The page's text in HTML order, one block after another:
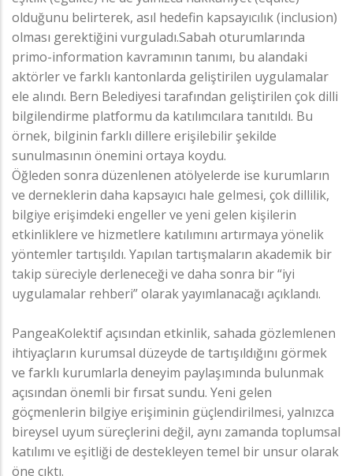
olduğunu belirterek, asıl hedefin kapsayıcılık (inclusion)
olması gerektiğini vurguladı.Sabah oturumlarında
primo-information kavramının tanımı, bu alandaki
aktörler ve farklı kantonlarda geliştirilen uygulamalar
ele alındı. Bern Belediyesi tarafından geliştirilen çok dilli
bilgilendirme platformu da katılımcılara tanıtıldı. Bu
örnek, bilginin farklı dillere erişilebilir şekilde
sunulmasının önemini ortaya koydu.
Öğleden sonra düzenlenen atölyelerde ise kurumların
ve derneklerin daha kapsayıcı hale gelmesi, çok dillilik,
bilgiye erişimdeki engeller ve yeni gelen kişilerin
etkinliklere ve hizmetlere katılımını artırmaya yönelik
yöntemler tartışıldı. Yapılan tartışmaların akademik bir
takip süreciyle derleneceği ve daha sonra bir “iyi
uygulamalar rehberi” olarak yayımlanacağı açıklandı.
PangeaKolektif açısından etkinlik, sahada gözlemlenen
ihtiyaçların kurumsal düzeyde de tartışıldığını görmek
ve farklı kurumlarla deneyim paylaşımında bulunmak
açısından önemli bir fırsat sundu. Yeni gelen
göçmenlerin bilgiye erişiminin güçlendirilmesi, yalnızca
bireysel uyum süreçlerini değil, aynı zamanda toplumsal
katılımı ve eşitliği de destekleyen temel bir unsur olarak
öne çıktı.